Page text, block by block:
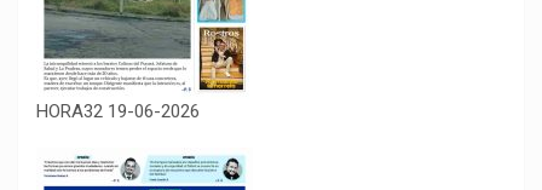
HORA32 19-06-2026